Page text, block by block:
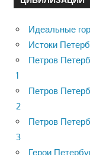
Идеальные
Истоки
Петров
1
Петров
2
Петров
3
Герои